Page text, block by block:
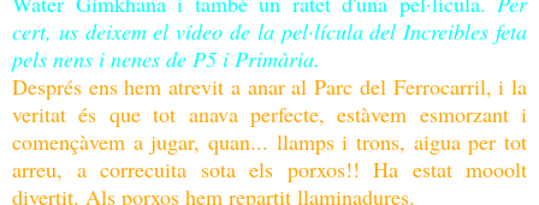
cert, us deixem el vídeo de la pel·lícula del Increibles feta
pels nens i nenes de P5 i Primària.
Després ens hem atrevit a anar al Parc del Ferrocarril, i la
veritat és que tot anava perfecte, estàvem esmorzant i
començàvem a jugar, quan... llamps i trons, aigua per tot
arreu, a correcuita sota els porxos!! Ha estat mooolt
divertit. Als porxos hem repartit llaminadures.